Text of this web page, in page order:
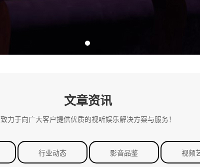
文章资讯
致力于向广大客户提供优质的视听娱乐解决方案与服务！
行业动态 影音品鉴 视频